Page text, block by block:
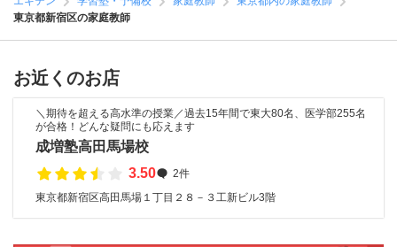
東京都新宿区の家庭教師
お近くのお店
＼期待を超える高水準の授業／過去15年間で東大80名、医学部255名
が合格！どんな疑問にも応えます
成増塾高田馬場校
3.50
2件
東京都新宿区高田馬場１丁目２８－３工新ビル3階